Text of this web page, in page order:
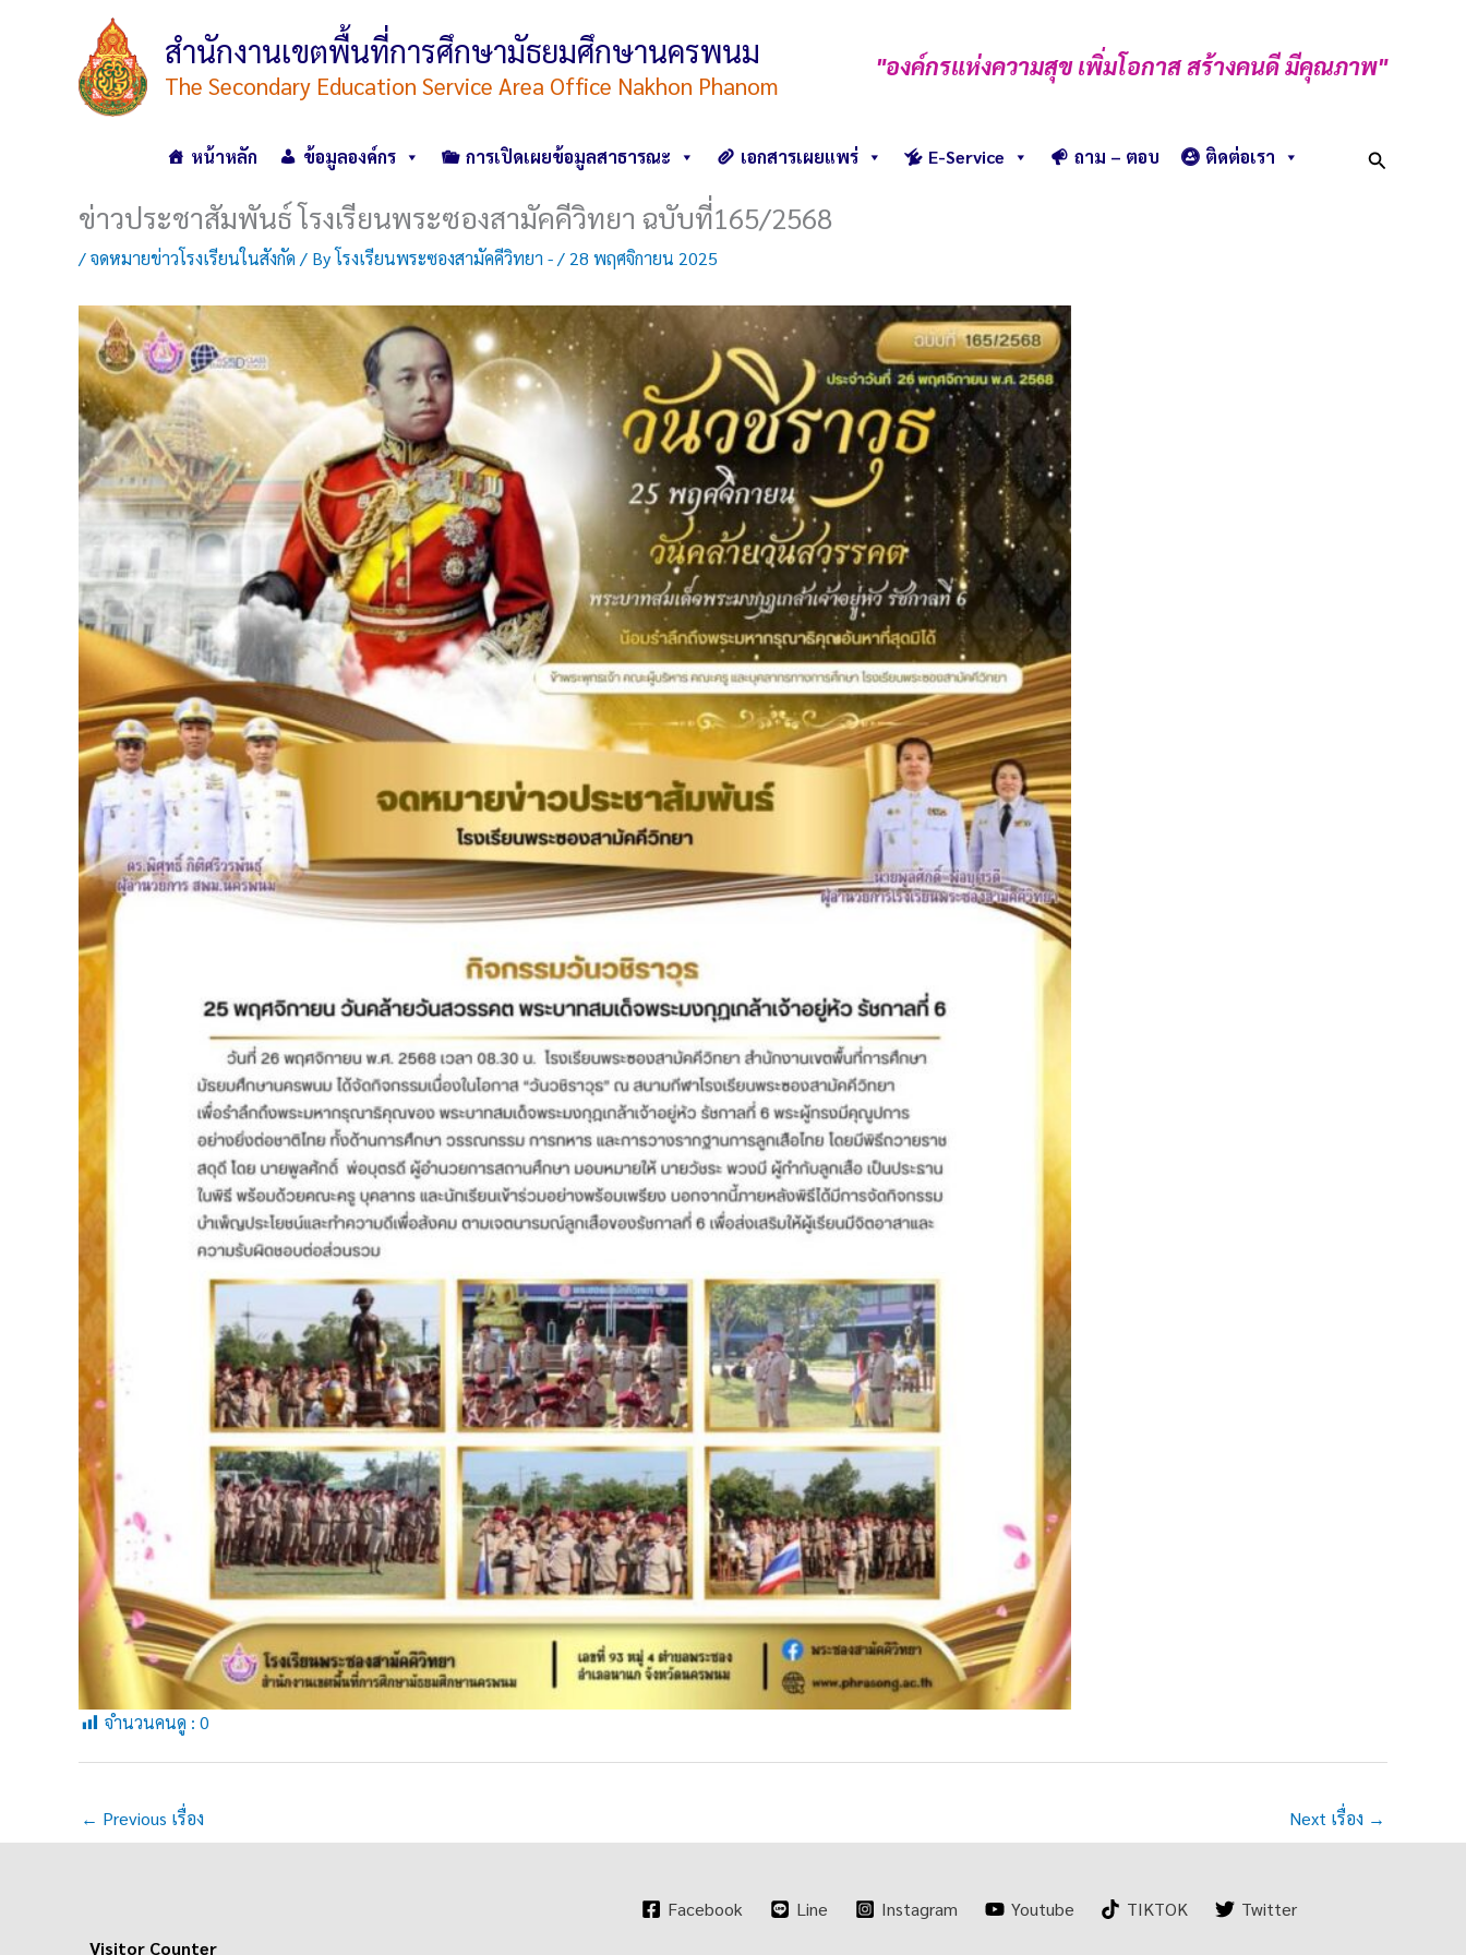
สำนักงานเขตพื้นที่การศึกษามัธยมศึกษานครพนม
The Secondary Education Service Area Office Nakhon Phanom
"องค์กรแห่งความสุข เพิ่มโอกาส สร้างคนดี มีคุณภาพ"
หน้าหลัก ข้อมูลองค์กร การเปิดเผยข้อมูลสาธารณะ เอกสารเผยแพร่ E-Service ถาม – ตอบ ติดต่อเรา Search
ข่าวประชาสัมพันธ์ โรงเรียนพระซองสามัคคีวิทยา ฉบับที่165/2568
/จดหมายข่าวโรงเรียนในสังกัด / Byโรงเรียนพระซองสามัคคีวิทยา -/28 พฤศจิกายน 2025
จำนวนคนดู : 0
← Previous เรื่อง Next เรื่อง →
Visitor Counter
Facebook Line Instagram Youtube TIKTOK Twitter